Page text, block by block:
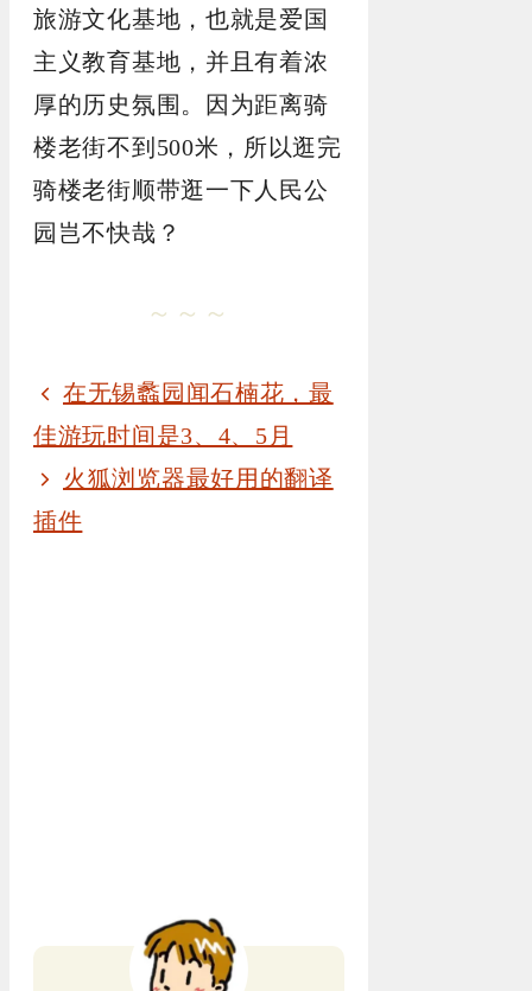
旅游文化基地，也就是爱国
主义教育基地，并且有着浓
厚的历史氛围。因为距离骑
楼老街不到500米，所以逛完
骑楼老街顺带逛一下人民公
园岂不快哉？
～～～
在无锡蠡园闻石楠花，最
佳游玩时间是3、4、5月
火狐浏览器最好用的翻译
插件